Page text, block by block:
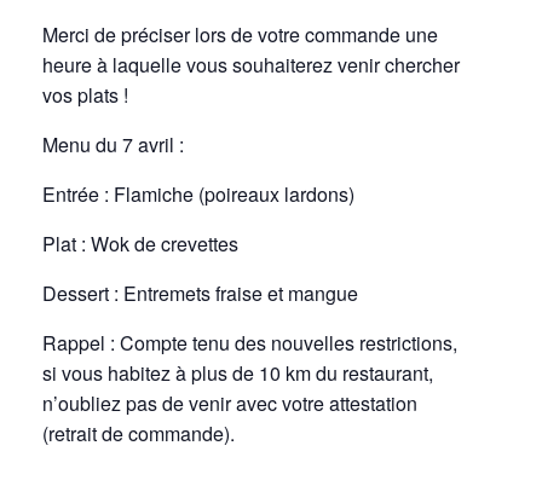
Merci de préciser lors de votre commande une
heure à laquelle vous souhaiterez venir chercher
vos plats !
Menu du 7 avril :
Entrée : Flamiche (poireaux lardons)
Plat : Wok de crevettes
Dessert : Entremets fraise et mangue
Rappel : Compte tenu des nouvelles restrictions,
si vous habitez à plus de 10 km du restaurant,
n’oubliez pas de venir avec votre attestation
(retrait de commande).